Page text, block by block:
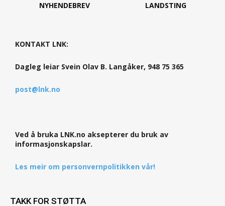
NYHENDEBREV
LANDSTING
KONTAKT LNK:
Dagleg leiar Svein Olav B. Langåker, 948 75 365
post@lnk.no
Ved å bruka LNK.no aksepterer du bruk av
informasjonskapslar.
Les meir om personvernpolitikken vår!
TAKK FOR STØTTA